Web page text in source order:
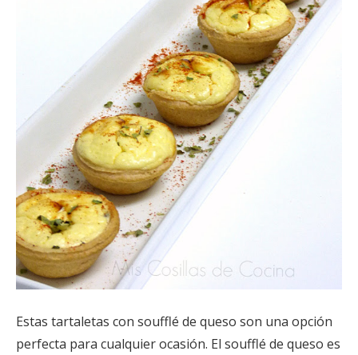
Estas tartaletas con soufflé de queso son una opción
perfecta para cualquier ocasión. El soufflé de queso es